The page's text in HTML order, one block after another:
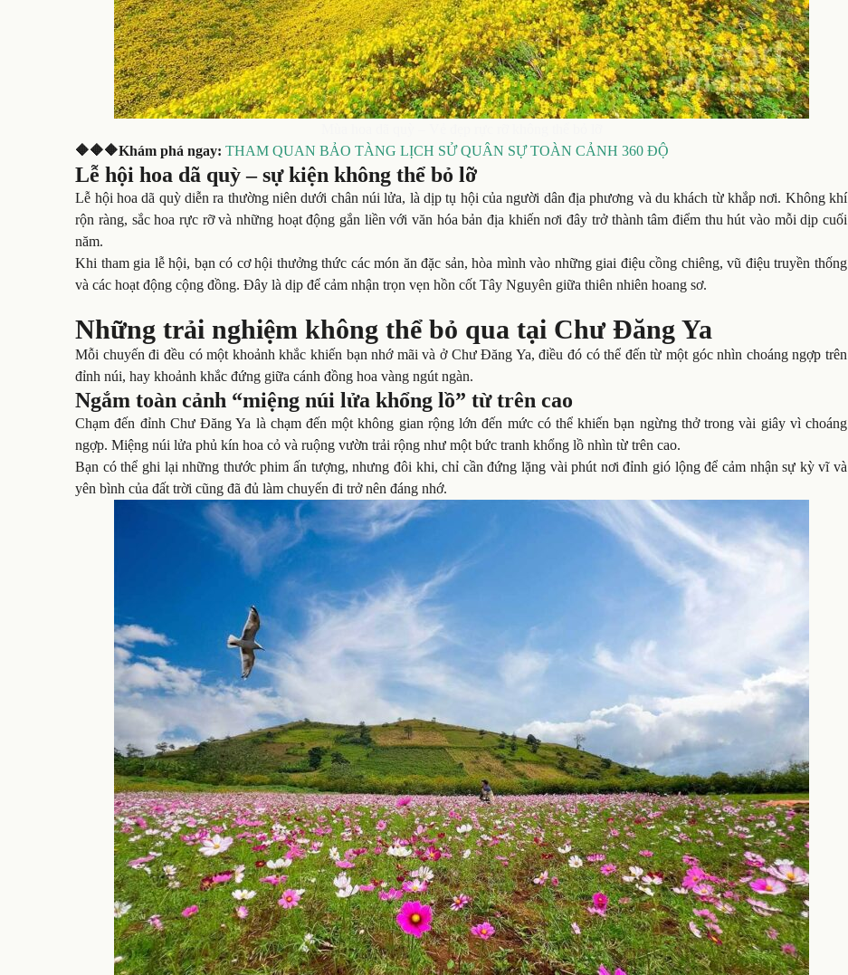
🔶🔶🔶Khám phá ngay:THAM QUAN BẢO TÀNG LỊCH SỬ QUÂN SỰ TOÀN CẢNH 360 ĐỘ
Lễ hội hoa dã quỳ – sự kiện không thể bỏ lỡ
Lễ hội hoa dã quỳ diễn ra thường niên dưới chân núi lửa, là dịp tụ hội của người dân địa phương và du khách từ khắp nơi. Không khí
rộn ràng, sắc hoa rực rỡ và những hoạt động gắn liền với văn hóa bản địa khiến nơi đây trở thành tâm điểm thu hút vào mỗi dịp cuối
năm.
Khi tham gia lễ hội, bạn có cơ hội thưởng thức các món ăn đặc sản, hòa mình vào những giai điệu cồng chiêng, vũ điệu truyền thống
và các hoạt động cộng đồng. Đây là dịp để cảm nhận trọn vẹn hồn cốt Tây Nguyên giữa thiên nhiên hoang sơ.
Những trải nghiệm không thể bỏ qua tại Chư Đăng Ya
Mỗi chuyến đi đều có một khoảnh khắc khiến bạn nhớ mãi và ở Chư Đăng Ya, điều đó có thể đến từ một góc nhìn choáng ngợp trên
đỉnh núi, hay khoảnh khắc đứng giữa cánh đồng hoa vàng ngút ngàn.
Ngắm toàn cảnh “miệng núi lửa khổng lồ” từ trên cao
Chạm đến đỉnh Chư Đăng Ya là chạm đến một không gian rộng lớn đến mức có thể khiến bạn ngừng thở trong vài giây vì choáng
ngợp. Miệng núi lửa phủ kín hoa cỏ và ruộng vườn trải rộng như một bức tranh khổng lồ nhìn từ trên cao.
Bạn có thể ghi lại những thước phim ấn tượng, nhưng đôi khi, chỉ cần đứng lặng vài phút nơi đỉnh gió lộng để cảm nhận sự kỳ vĩ và
yên bình của đất trời cũng đã đủ làm chuyến đi trở nên đáng nhớ.